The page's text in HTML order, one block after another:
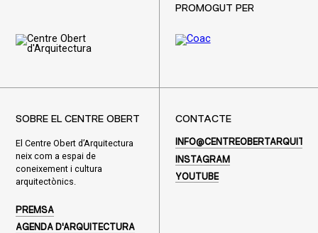
PROMOGUT PER
SOBRE EL CENTRE OBERT
El Centre Obert d’Arquitectura
neix com a espai de
coneixement i cultura
arquitectònics.
PREMSA
AGENDA D'ARQUITECTURA
CONTACTE
INSTAGRAM
YOUTUBE